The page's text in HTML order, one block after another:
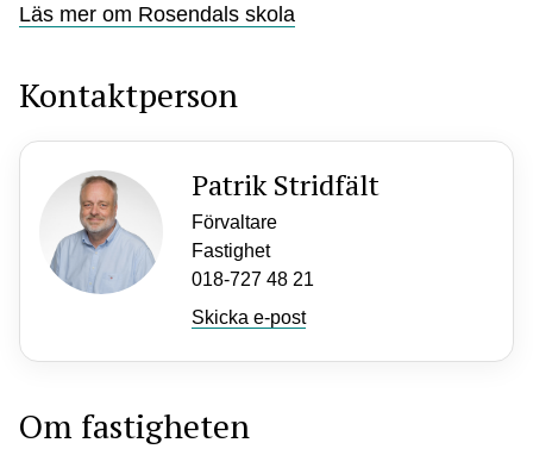
Läs mer om Rosendals skola
Kontaktperson
Patrik Stridfält
Förvaltare
Fastighet
018-727 48 21
Skicka e-post
Om fastigheten